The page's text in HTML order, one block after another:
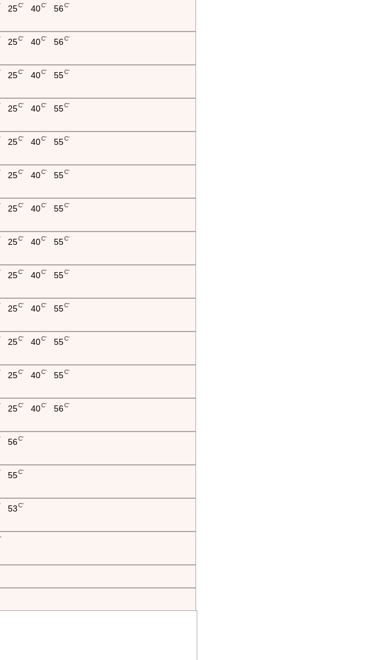
25C' 40C' 56C'
25C' 40C' 56C'
25C' 40C' 55C'
25C' 40C' 55C'
25C' 40C' 55C'
25C' 40C' 55C'
25C' 40C' 55C'
25C' 40C' 55C'
25C' 40C' 55C'
25C' 40C' 55C'
25C' 40C' 55C'
25C' 40C' 55C'
25C' 40C' 56C'
56C'
55C'
53C'